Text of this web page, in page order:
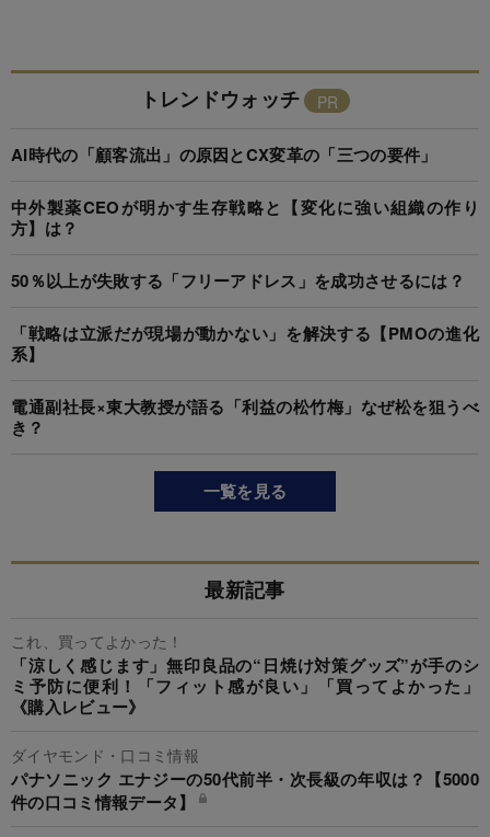
トレンドウォッチ
AI時代の「顧客流出」の原因とCX変革の「三つの要件」
中外製薬CEOが明かす生存戦略と【変化に強い組織の作り
方】は？
50％以上が失敗する「フリーアドレス」を成功させるには？
「戦略は立派だが現場が動かない」を解決する【PMOの進化
系】
電通副社長×東大教授が語る「利益の松竹梅」なぜ松を狙うべ
き？
一覧を見る
最新記事
これ、買ってよかった！
「涼しく感じます」無印良品の“日焼け対策グッズ”が手のシ
ミ予防に便利！「フィット感が良い」「買ってよかった」
《購入レビュー》
ダイヤモンド・口コミ情報
パナソニック エナジーの50代前半・次長級の年収は？【5000
件の口コミ情報データ】